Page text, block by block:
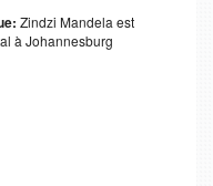
Zindzi Mandela est
à Johannesburg